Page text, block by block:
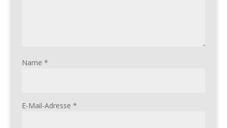
Name *
E-Mail-Adresse *